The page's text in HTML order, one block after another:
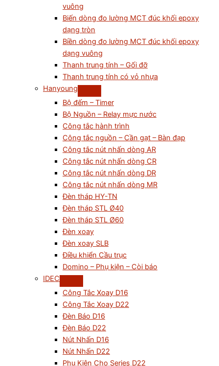
vuông
Biến dòng đo lường MCT đúc khối epoxy
dạng tròn
Biền dòng đo lường MCT đúc khối epoxy
dạng vuông
Thanh trung tính – Gối đỡ
Thanh trung tính có vỏ nhựa
Hanyoung
Bộ đếm – Timer
Bộ Nguồn – Relay mực nước
Công tắc hành trình
Công tắc nguồn – Cần gạt – Bàn đạp
Công tắc nút nhấn dòng AR
Công tắc nút nhấn dòng CR
Công tắc nút nhấn dòng DR
Công tắc nút nhấn dòng MR
Đèn tháp HY-TN
Đèn tháp STL Ø40
Đèn tháp STL Ø60
Đèn xoay
Đèn xoay SLB
Điều khiển Cầu trục
Domino – Phụ kiện – Còi báo
IDEC
Công Tắc Xoay D16
Công Tắc Xoay D22
Đèn Báo D16
Đèn Báo D22
Nút Nhấn D16
Nút Nhấn D22
Phụ Kiện Cho Series D22